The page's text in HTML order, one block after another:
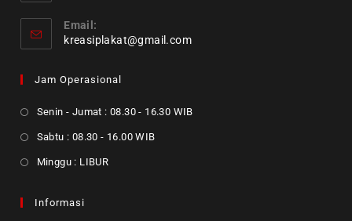
Email:
kreasiplakat@gmail.com
Jam Operasional
Senin - Jumat : 08.30 - 16.30 WIB
Sabtu : 08.30 - 16.00 WIB
Minggu : LIBUR
Informasi